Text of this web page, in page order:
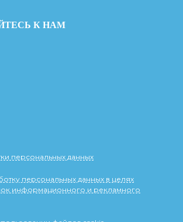
К НАМ
персональных данных
персональных данных в целях
информационного и рекламного